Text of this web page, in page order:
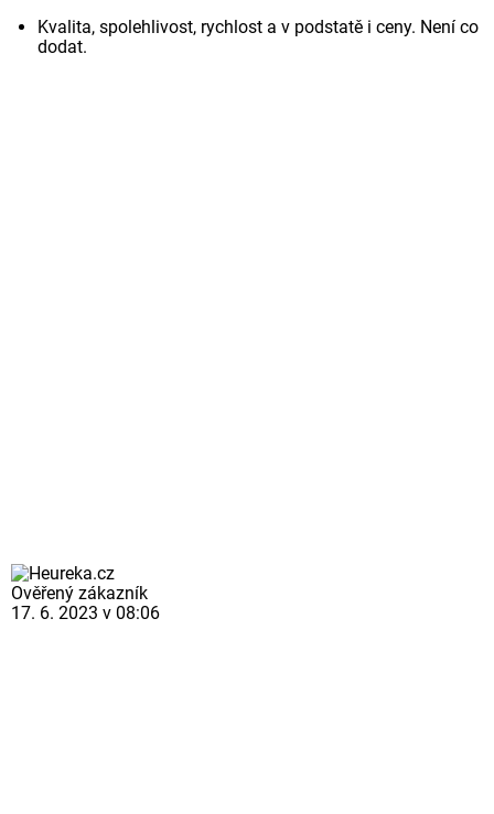
Kvalita, spolehlivost, rychlost a v podstatě i ceny. Není co
dodat.
Ověřený zákazník
17. 6. 2023 v 08:06